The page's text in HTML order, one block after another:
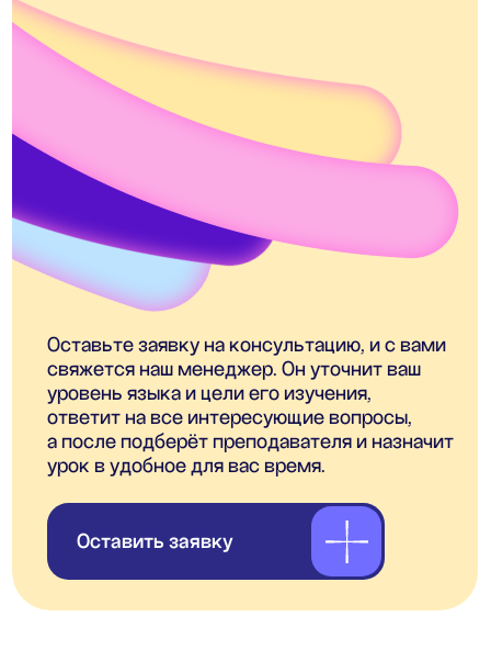
OOO "АНЭКОЛЬ"
*- только для первых продаж
ОГРНИП 1257700333318 ИНН 9709126338
109028, РОССИЯ, Г.МОСКВА, ВН.ТЕР.Г.
МУНИЦИПАЛЬНЫЙ ОКРУГ БАСМАННЫЙ,
ПЕР. ХИТРОВСКИЙ, Д. 3/1, СТР. 4, ПОМЕЩ. 1/1
Блог
Корпоративное обучение
Приведите друга в Anecole
Подарочные сертификаты
Сотрудничество с Anecole
Документация
Договор оферты
Политика конфиденциальности и обработки
персональных данных
Согласие на обработку персональных данных
Согласие на получение рассылки
рекламного характера
Сведения о лицензии
Сведения об образовательной организации